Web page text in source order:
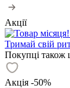
Акції
Тримай свій
Покупці також
Акція -50%